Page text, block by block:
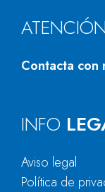
Contacta con
INFO
Aviso legal
Política de